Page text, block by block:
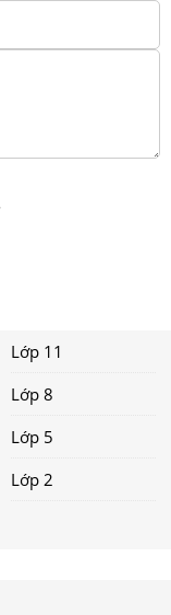
Lớp 11
Lớp 8
Lớp 5
Lớp 2